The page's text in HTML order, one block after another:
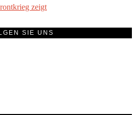
zeigt
SIE UNS